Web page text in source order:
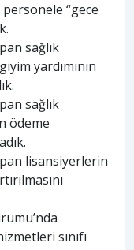
“gece
sağlık
yardımının
sağlık
ödeme
lisansiyerlerin
sınıfı